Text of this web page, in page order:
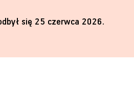
się 25 czerwca 2026.